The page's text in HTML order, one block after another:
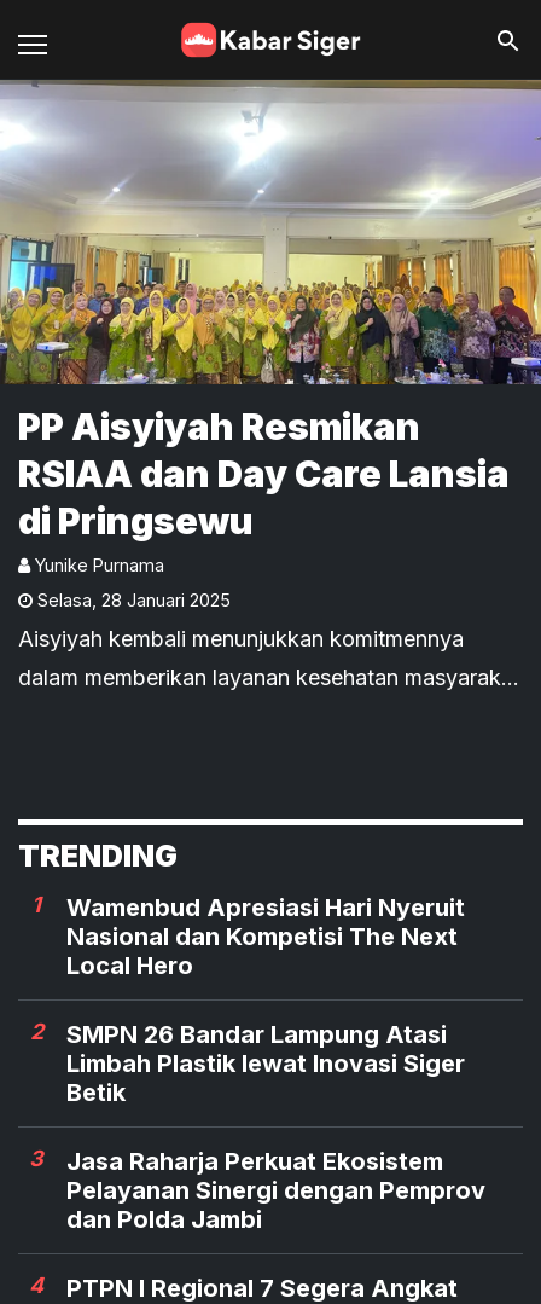
PP Aisyiyah Resmikan
RSIAA dan Day Care Lansia
di Pringsewu
Yunike Purnama
Selasa 28 Januari 2025
Aisyiyah kembali menunjukkan komitmennya
dalam memberikan layanan kesehatan masyarakat
TRENDING
1
Wamenbud Apresiasi Hari Nyeruit
Nasional dan Kompetisi The Next
Local Hero
2
SMPN 26 Bandar Lampung Atasi
Limbah Plastik lewat Inovasi Siger
Betik
3
Jasa Raharja Perkuat Ekosistem
Pelayanan Sinergi dengan Pemprov
dan Polda Jambi
4
PTPN I Regional 7 Segera Angkat